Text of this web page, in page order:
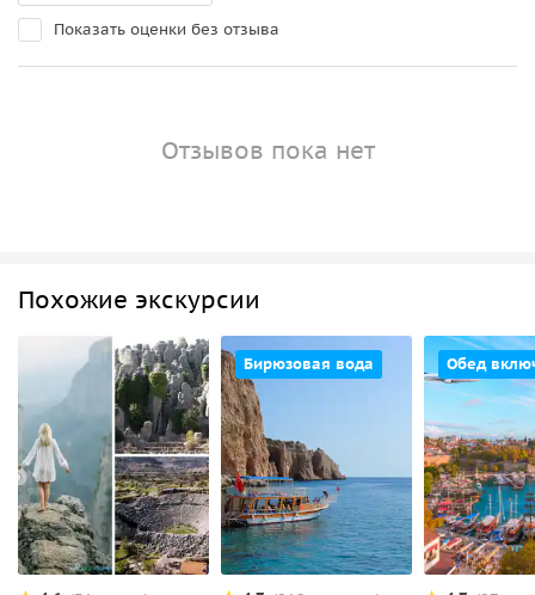
Показать оценки без отзыва
Отзывов пока нет
Похожие экскурсии
Бирюзовая вода Обед